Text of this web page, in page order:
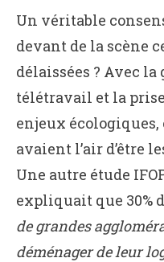
Un véritable
devant de la scène
délaissées ? Avec
télétravail et la
enjeux écologiques,
avaient l’air d’être
Une autre étude
expliquait que 30%
de grandes
déménager de leur